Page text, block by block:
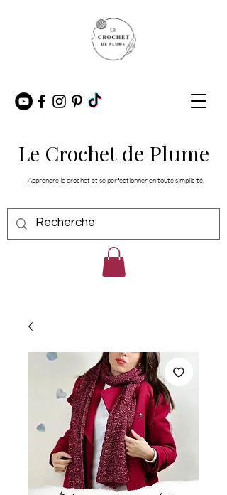
Le Crochet de Plume
Apprendre le crochet et se perfectionner en toute simplicité.